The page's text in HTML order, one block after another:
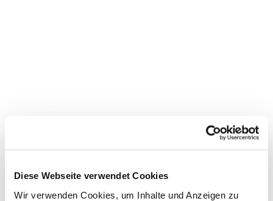
Diese Webseite verwendet Cookies
Wir verwenden Cookies, um Inhalte und Anzeigen zu